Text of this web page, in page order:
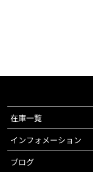
在庫一覧
インフォメーション
ブログ